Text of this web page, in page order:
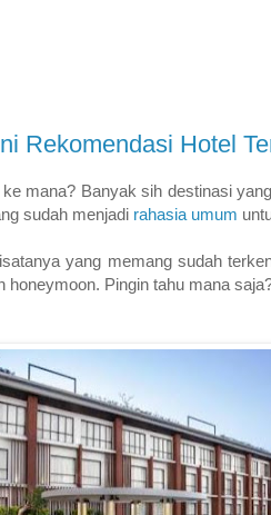
Rekomendasi Hotel
mana? Banyak sih destinasi
sudah menjadi rahasia umum
yang memang sudah
Pingin tahu mana